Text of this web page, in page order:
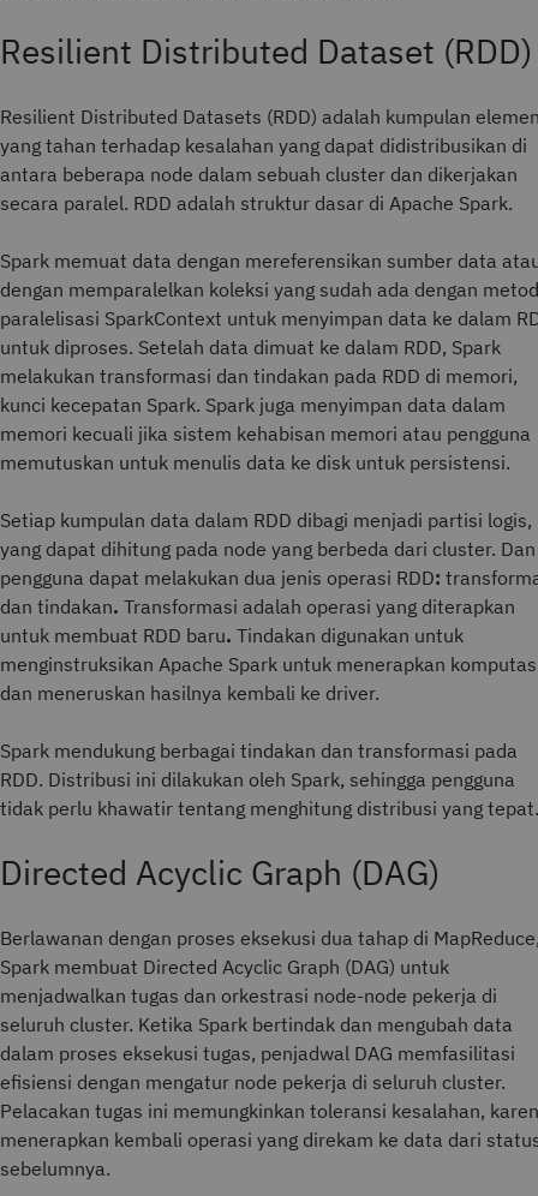
Resilient Distributed Dataset (RDD)
Resilient Distributed Datasets (RDD) adalah kumpulan
yang tahan terhadap kesalahan yang dapat didistribusikan di
antara beberapa node dalam sebuah cluster dan dikerjakan
secara paralel. RDD adalah struktur dasar di Apache Spark.
Spark memuat data dengan mereferensikan sumber data
dengan memparalelkan koleksi yang sudah ada dengan
paralelisasi SparkContext untuk menyimpan data ke dalam
untuk diproses. Setelah data dimuat ke dalam RDD, Spark
melakukan transformasi dan tindakan pada RDD di memori,
kunci kecepatan Spark. Spark juga menyimpan data dalam
memori kecuali jika sistem kehabisan memori atau pengguna
memutuskan untuk menulis data ke disk untuk persistensi.
Setiap kumpulan data dalam RDD dibagi menjadi partisi logis,
yang dapat dihitung pada node yang berbeda dari cluster. Dan
pengguna dapat melakukan dua jenis operasi RDD:
dan tindakan. Transformasi adalah operasi yang diterapkan
untuk membuat RDD baru. Tindakan digunakan untuk
menginstruksikan Apache Spark untuk menerapkan
dan meneruskan hasilnya kembali ke driver.
Spark mendukung berbagai tindakan dan transformasi pada
RDD. Distribusi ini dilakukan oleh Spark, sehingga pengguna
tidak perlu khawatir tentang menghitung distribusi yang tepat.
Directed Acyclic Graph (DAG)
Berlawanan dengan proses eksekusi dua tahap di
Spark membuat Directed Acyclic Graph (DAG) untuk
menjadwalkan tugas dan orkestrasi node-node pekerja di
seluruh cluster. Ketika Spark bertindak dan mengubah data
dalam proses eksekusi tugas, penjadwal DAG memfasilitasi
efisiensi dengan mengatur node pekerja di seluruh cluster.
Pelacakan tugas ini memungkinkan toleransi kesalahan,
menerapkan kembali operasi yang direkam ke data dari
sebelumnya.